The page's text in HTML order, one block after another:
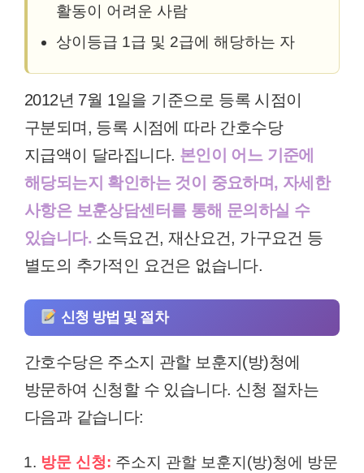
활동이 어려운 사람
상이등급 1급 및 2급에 해당하는 자
2012년 7월 1일을 기준으로 등록 시점이
구분되며, 등록 시점에 따라 간호수당
지급액이 달라집니다. 본인이 어느 기준에
해당되는지 확인하는 것이 중요하며, 자세한
사항은 보훈상담센터를 통해 문의하실 수
있습니다. 소득요건, 재산요건, 가구요건 등
별도의 추가적인 요건은 없습니다.
신청 방법 및 절차
간호수당은 주소지 관할 보훈지(방)청에
방문하여 신청할 수 있습니다. 신청 절차는
다음과 같습니다:
방문 신청: 주소지 관할 보훈지(방)청에 방문